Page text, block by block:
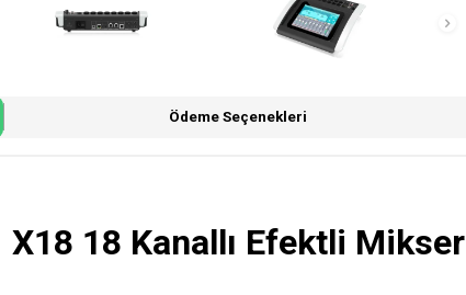
Ödeme Seçenekleri
X18 18 Kanallı Efektli Mikser